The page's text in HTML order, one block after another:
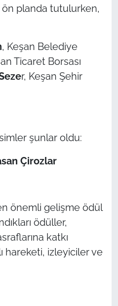
planda tutulurken,
, Keşan Belediye
Ticaret Borsası
r, Keşan Şehir
şunlar oldu:
Çirozlar
önemli gelişme ödül
ödüller,
katkı
hareketi, izleyiciler ve